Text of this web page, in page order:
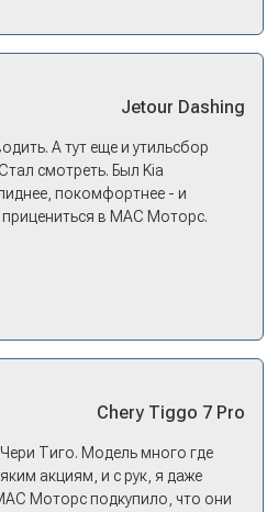
Jetour Dashing
А тут еще и утильсбор
смотреть. Был Kia
покомфортнее - и
в МАС Моторс.
что «китаец». Прям не
Спортэйдж в трейд-ин
Chery Tiggo 7 Pro
Тиго. Модель много где
акциям, и с рук, я даже
Моторс подкупило, что они